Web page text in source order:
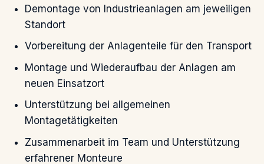
Demontage von Industrieanlagen am jeweiligen
Standort
Vorbereitung der Anlagenteile für den Transport
Montage und Wiederaufbau der Anlagen am
neuen Einsatzort
Unterstützung bei allgemeinen
Montagetätigkeiten
Zusammenarbeit im Team und Unterstützung
erfahrener Monteure